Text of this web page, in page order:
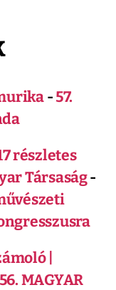
-57.
részletes
Társaság-
|
56. MAGYAR